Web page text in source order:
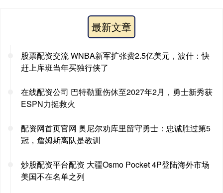
最新文章
股票配资交流 WNBA新军扩张费2.5亿美元，波什：快
赶上库班当年买独行侠了
在线配资公司 巴特勒重伤休至2027年2月，勇士新秀获
ESPN力挺救火
配资网首页官网 奥尼尔劝库里留守勇士：忠诚胜过第5
冠，詹姆斯离队是教训
炒股配资平台配资 大疆Osmo Pocket 4P登陆海外市场
美国不在名单之列